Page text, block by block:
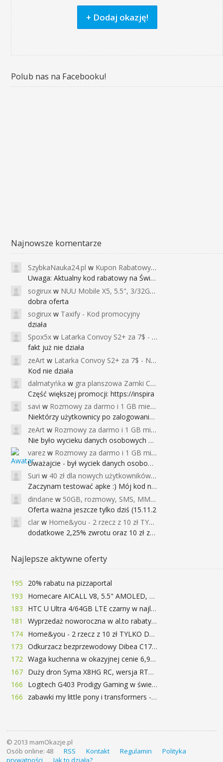
+ Dodaj okazję!
Polub nas na Facebooku!
Najnowsze komentarze
SzybkaNauka24.pl w Kupon Rabatowy na Kurs Angielskiego dla Dzieci - FunEnglish
Uwaga: Aktualny kod rabatowy na Święta (
sogirux w NUU Mobile X5, 5.5", 3/32GB, czujnik linii papilarnych, 2950mAh, aparat 13MP za 267zł - Banggood
dobra oferta
sogirux w Taxify - Kod promocyjny
działa
Spox5x w Latarka Convoy S2+ za 7$ - Najniższa cena od 2017r
fakt już nie działa
zeArt w Latarka Convoy S2+ za 7$ - Najniższa cena od 2017r
Kod nie działa
dalmatyńka w gra planszowa Zamki Caladale za 39zł
Część większej promocji: https://inspira
savi w Rozmowy za darmo i 1 GB miesięcznie
Niektórzy użytkownicy po zalogowaniu do
zeArt w Rozmowy za darmo i 1 GB miesięcznie
Nie było wycieku danych osobowych a nieo
varez w Rozmowy za darmo i 1 GB miesięcznie
Uważajcie - był wyciek danych osobowych
Suri w 40 zł dla nowych użytkowników Google Pay (dawniej Android Pay)
Zaczynam testować apke :) Mój kod na 40
dindane w 50GB, rozmowy, SMS, MMS bez limitu przez 6 miesięcy za darmo za przeniesienie numeru do Play NEXT
Oferta ważna jeszcze tylko dziś (15.11.2
clar w Home&you - 2 rzecz z 10 zł TYLKO DZISIAJ
dodatkowe 2,25% zwrotu oraz 10 zł za r
Najlepsze aktywne oferty
195
20% rabatu na pizzaportal
193
Homecare AICALL V8, 5.5" AMOLED, 4/128GB, Snapdragon 652, LTE, QC3.0, 3400mAh za 416zł
183
HTC U Ultra 4/64GB LTE czarny w najlepszej cenie na rynku 799 zł!!!
181
Wyprzedaż noworoczna w al.to rabaty do 72%
174
Home&you - 2 rzecz z 10 zł TYLKO DZISIAJ
173
Odkurzacz bezprzewodowy Dibea C17 za 77.99$ (~290zł)
172
Waga kuchenna w okazyjnej cenie 6,99$
167
Duży dron Syma X8HG RC, wersja RTF, kamera 8MP za 62$ (~233zł) - TomTop
166
Logitech G403 Prodigy Gaming w świetnej cenie 169 zł
166
zabawki my little pony i transformers -50%!
© 2013 mamOkazje.pl
Osób online: 48
RSS Kontakt Regulamin
Polityka
prywatności
Jak to działa?